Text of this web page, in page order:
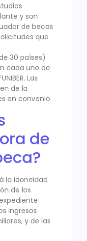
y son
de becas
que
30 países)
cada uno de
Las
de la
en convenio.
de
la idoneidad
de los
ingresos
y de las